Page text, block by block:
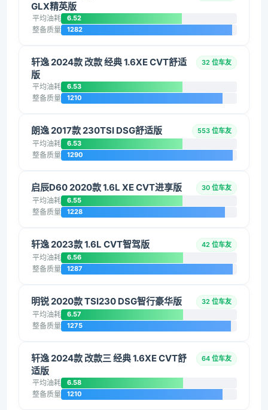
GLX精英版
平均油耗 6.52
整备质量 1282
轩逸 2024款 改款 经典 1.6XE CVT舒适
版
32 位车友
平均油耗 6.53
整备质量 1210
朗逸 2017款 230TSI DSG舒适版 553 位车友
平均油耗 6.53
整备质量 1290
启辰D60 2020款 1.6L XE CVT进享版 30 位车友
平均油耗 6.55
整备质量 1228
轩逸 2023款 1.6L CVT智驾版 42 位车友
平均油耗 6.56
整备质量 1287
明锐 2020款 TSI230 DSG智行豪华版 32 位车友
平均油耗 6.57
整备质量 1275
轩逸 2024款 改款三 经典 1.6XE CVT舒
适版
64 位车友
平均油耗 6.58
整备质量 1210